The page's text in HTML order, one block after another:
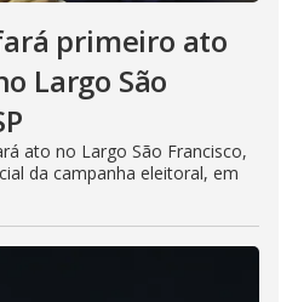
primeiro ato
Largo São
ato no Largo São Francisco,
da campanha eleitoral, em